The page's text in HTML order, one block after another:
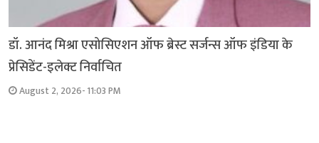
डॉ. आनंद मिश्रा एसोसिएशन ऑफ ब्रेस्ट सर्जन्स ऑफ इंडिया के
प्रेसिडेंट-इलेक्ट निर्वाचित
August 2, 2026- 11:03 PM